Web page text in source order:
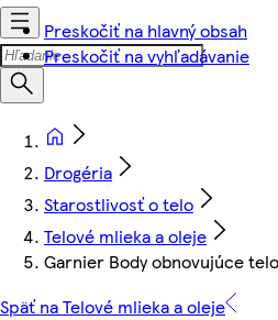
Preskočiť na hlavný obsah
Preskočiť na vyhľadávanie
Drogéria
Starostlivosť o telo
Telové mlieka a oleje
Garnier Body obnovujúce
Späť na Telové mlieka a oleje